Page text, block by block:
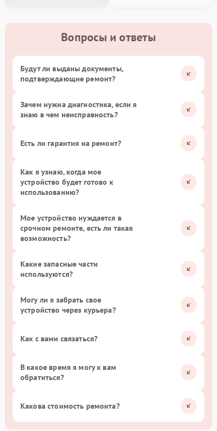
Вопросы и ответы
Будут ли выданы документы,
подтверждающие ремонт?
Зачем нужна диагностика, если я
знаю в чем неисправность?
Есть ли гарантия на ремонт?
Как я узнаю, когда мое
устройство будет готово к
использованию?
Мое устройство нуждается в
срочном ремонте, есть ли такая
возможность?
Какие запасные части
используются?
Могу ли я забрать свое
устройство через курьера?
Как с вами связаться?
В какое время я могу к вам
обратиться?
Какова стоимость ремонта?